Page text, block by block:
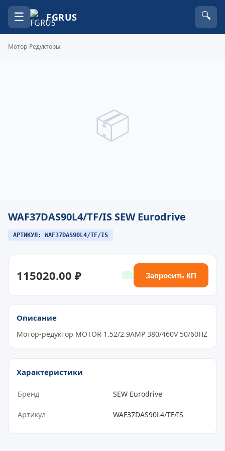
☰ FGRUS 🔍
Мотор-Редукторы
📦
WAF37DAS90L4/TF/IS SEW Eurodrive
АРТИКУЛ: WAF37DAS90L4/TF/IS
115020.00 ₽ Запросить КП
Описание
Мотор-редуктор MOTOR 1.52/2.9AMP 380/460V 50/60HZ
Характеристики
Бренд SEW Eurodrive
Артикул WAF37DAS90L4/TF/IS